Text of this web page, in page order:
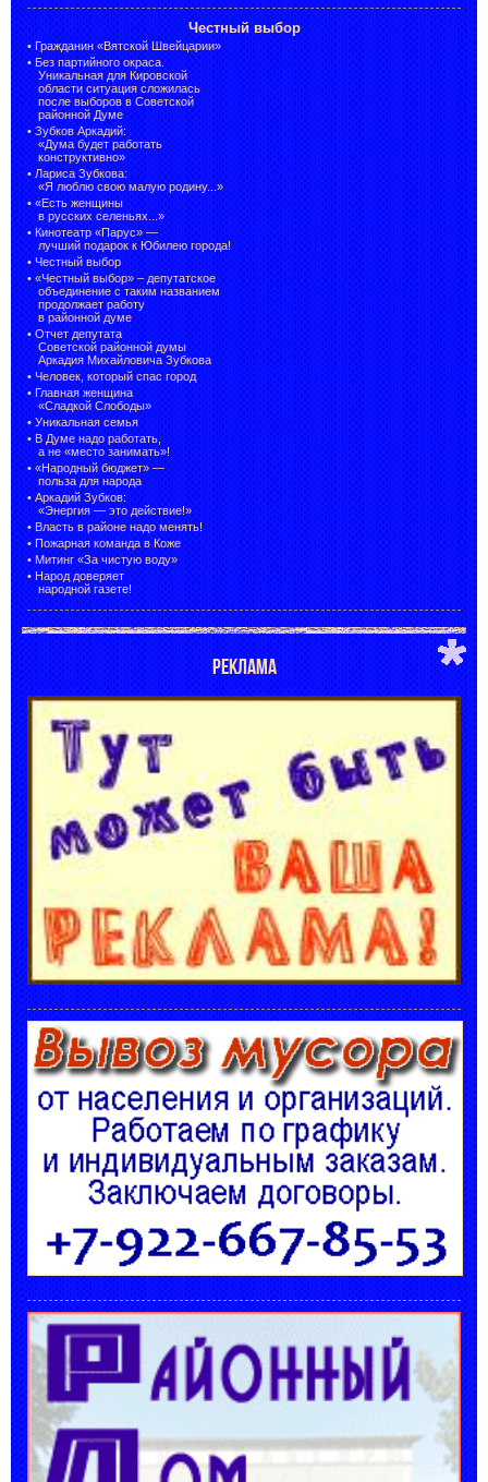
Честный выбор
• Гражданин «Вятской Швейцарии»
• Без партийного окраса.
Уникальная для Кировской
области ситуация сложилась
после выборов в Советской
районной Думе
• Зубков Аркадий:
«Дума будет работать
конструктивно»
• Лариса Зубкова:
«Я люблю свою малую родину...»
• «Есть женщины
в русских селеньях...»
• Кинотеатр «Парус» —
лучший подарок к Юбилею города!
• Честный выбор
• «Честный выбор» – депутатское
объединение с таким названием
продолжает работу
в районной думе
• Отчет депутата
Советской районной думы
Аркадия Михайловича Зубкова
• Человек, который спас город
• Главная женщина
«Сладкой Слободы»
• Уникальная семья
• В Думе надо работать,
а не «место занимать»!
• «Народный бюджет» —
польза для народа
• Аркадий Зубков:
«Энергия — это действие!»
• Власть в районе надо менять!
• Пожарная команда в Коже
• Митинг «За чистую воду»
• Народ доверяет
народной газете!
РЕКЛАМА